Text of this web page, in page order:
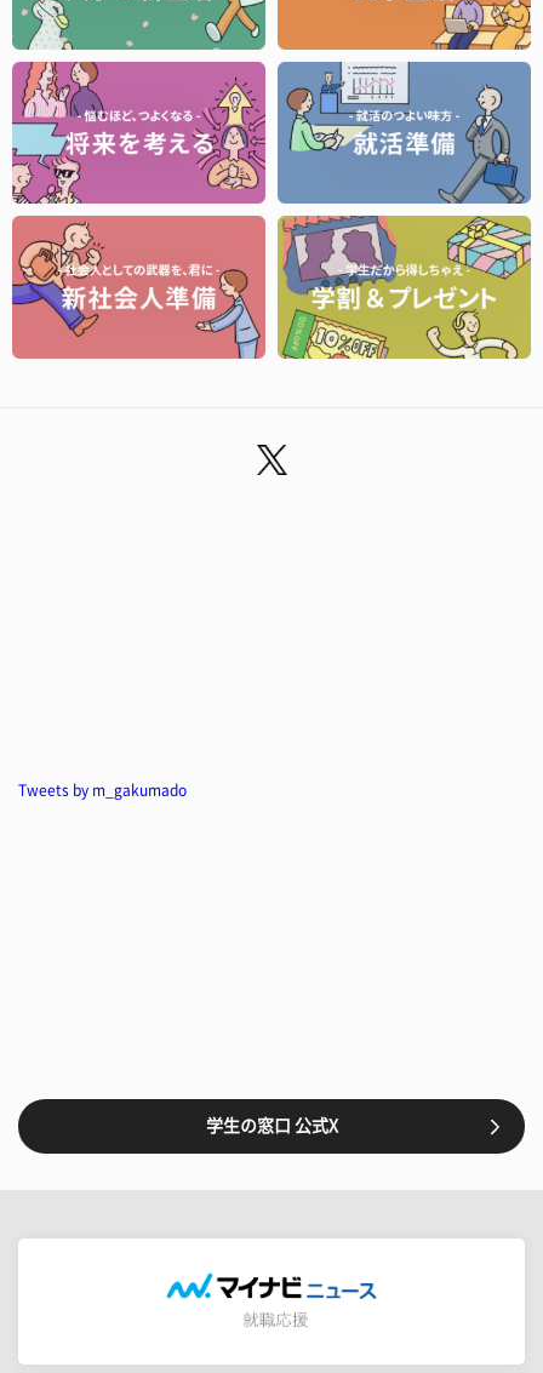
Tweets by m_gakumado
学生の窓口 公式X